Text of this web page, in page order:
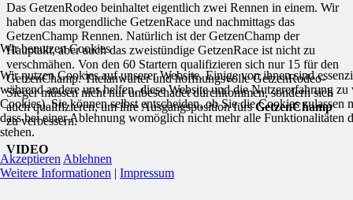
Das GetzenRodeo beinhaltet eigentlich zwei Rennen in einem. Wir
haben das morgendliche GetzenRace und nachmittags das
GetzenChamp Rennen. Natürlich ist der GetzenChamp der
Hauptakt, aber auch das zweistündige GetzenRace ist nicht zu
verschmähen. Von den 60 Startern qualifizieren sich nur 15 für den
GetzenChamp. Titelanwärter und hoffnungsvolle GetzenRodeo-
Sieger müssen nicht nur unbeschadet durchkommen, sondern sich
auch qualifizieren, um ihre Ausgangsposition fürsGetzenChamp
zu verbessern.
VIDEO
Wir benutzen Cookies
Wir nutzen Cookies auf unserer Website. Einige von ihnen sind
während andere uns helfen, diese Website und die Nutzererfahrung zu
Cookies). Sie können selbst entscheiden, ob Sie die Cookies zulassen
dass bei einer Ablehnung womöglich nicht mehr alle Funktionalitäten
stehen.
Akzeptieren Ablehnen
Weitere Informationen | Impressum